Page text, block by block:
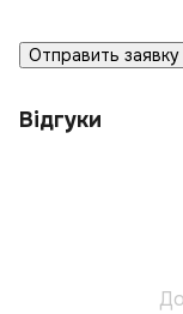
Отправить заявку
Відгуки